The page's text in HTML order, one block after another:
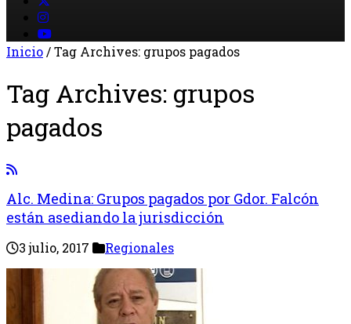
Inicio/Tag Archives: grupos pagados
Tag Archives: grupos
pagados
Alc. Medina: Grupos pagados por Gdor. Falcón
están asediando la jurisdicción
3 julio, 2017 Regionales